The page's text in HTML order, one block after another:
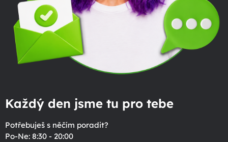
Každý den jsme tu pro tebe
Potřebuješ s něčím poradit?
Po-Ne: 8:30 - 20:00